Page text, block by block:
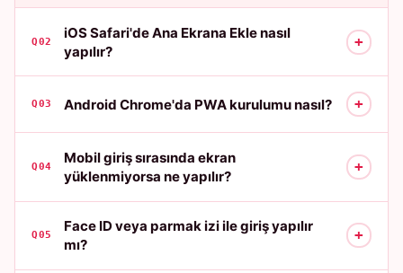
Q02
iOS Safari'de Ana Ekrana Ekle nasıl
yapılır?
+
Q03 Android Chrome'da PWA kurulumu nasıl? +
Q04
Mobil giriş sırasında ekran
yüklenmiyorsa ne yapılır?
+
Q05
Face ID veya parmak izi ile giriş yapılır
mı?
+